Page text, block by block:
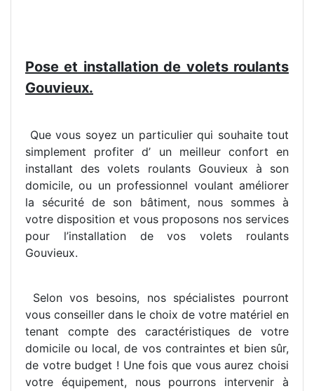
Pose et installation de volets roulants
Gouvieux.
Que vous soyez un particulier qui souhaite tout
simplement profiter d’ un meilleur confort en
installant des volets roulants Gouvieux à son
domicile, ou un professionnel voulant améliorer
la sécurité de son bâtiment, nous sommes à
votre disposition et vous proposons nos services
pour l’installation de vos volets roulants
Gouvieux.
Selon vos besoins, nos spécialistes pourront
vous conseiller dans le choix de votre matériel en
tenant compte des caractéristiques de votre
domicile ou local, de vos contraintes et bien sûr,
de votre budget ! Une fois que vous aurez choisi
votre équipement, nous pourrons intervenir à